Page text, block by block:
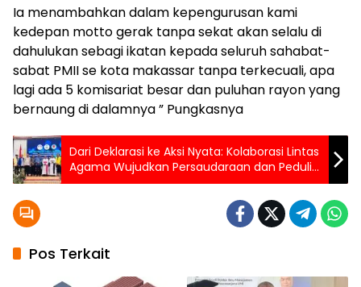
Ia menambahkan dalam kepengurusan kami
kedepan motto gerak tanpa sekat akan selalu di
dahulukan sebagi ikatan kepada seluruh sahabat-
sabat PMII se kota makassar tanpa terkecuali, apa
lagi ada 5 komisariat besar dan puluhan rayon yang
bernaung di dalamnya ” Pungkasnya
Dari Deklarasi ke Aksi Nyata: Kolaborasi Lintas
Agama Wujudkan Persaudaraan dan Peduli
Lingkungan
Pos Terkait